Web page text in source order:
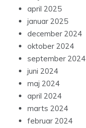
april 2025
januar 2025
december 2024
oktober 2024
september 2024
juni 2024
maj 2024
april 2024
marts 2024
februar 2024